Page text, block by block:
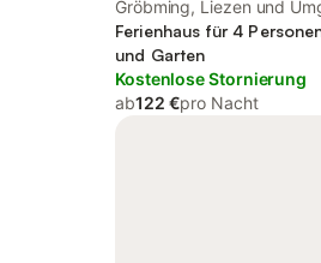
Gröbming, Liezen und
Ferienhaus für 4
und Garten
Kostenlose Stornierung
ab122 €pro Nacht